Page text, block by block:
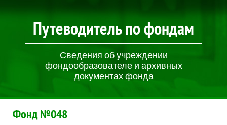
Путеводитель по фондам
Сведения об учреждении
фондообразователе и архивных
документах фонда
Фонд №048